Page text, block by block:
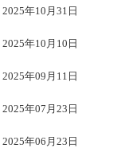
2025年10月31日
2025年10月10日
2025年09月11日
2025年07月23日
2025年06月23日